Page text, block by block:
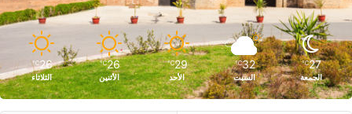
27
℃
الجمعة
32
℃
السبت
29
℃
الأحد
26
℃
الأثنين
26
℃
الثلاثاء